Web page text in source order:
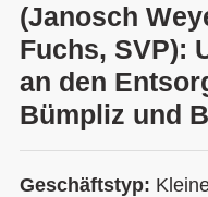
(Janosch
Fuchs, SVP):
an den
Bümpliz und
Geschäftstyp: